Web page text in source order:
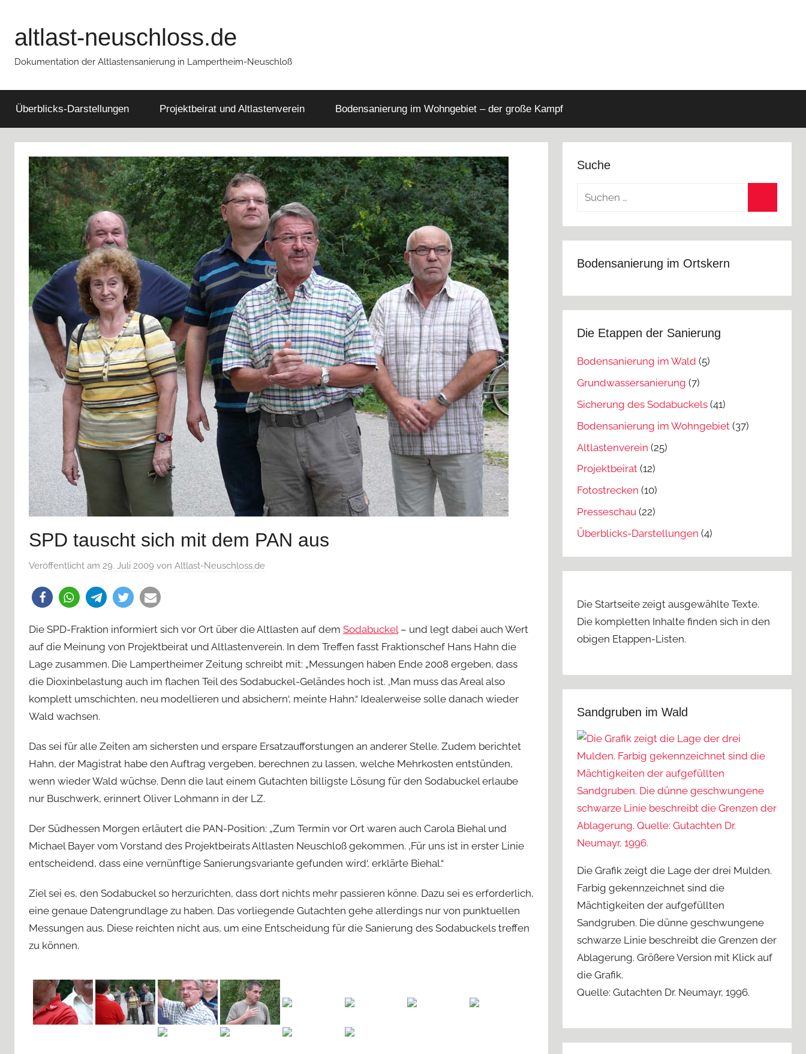
springen
altlast-neuschloss.de
Dokumentation der Altlastensanierung in Lampertheim-Neuschloß
Überblicks-Darstellungen Projektbeirat und Altlastenverein Bodensanierung im Wohngebiet – der große Kampf
SPD tauscht sich mit dem PAN aus
Veröffentlicht am 29. Juli 2009 von Altlast-Neuschloss.de
Die SPD-Fraktion informiert sich vor Ort über die Altlasten auf dem Sodabuckel – und legt dabei auch Wert
auf die Meinung von Projektbeirat und Altlastenverein. In dem Treffen fasst Fraktionschef Hans Hahn die
Lage zusammen. Die Lampertheimer Zeitung schreibt mit: „Messungen haben Ende 2008 ergeben, dass
die Dioxinbelastung auch im flachen Teil des Sodabuckel-Geländes hoch ist. ‚Man muss das Areal also
komplett umschichten, neu modellieren und absichern‘, meinte Hahn.“ Idealerweise solle danach wieder
Wald wachsen.
Das sei für alle Zeiten am sichersten und erspare Ersatzaufforstungen an anderer Stelle. Zudem berichtet
Hahn, der Magistrat habe den Auftrag vergeben, berechnen zu lassen, welche Mehrkosten entstünden,
wenn wieder Wald wüchse. Denn die laut einem Gutachten billigste Lösung für den Sodabuckel erlaube
nur Buschwerk, erinnert Oliver Lohmann in der LZ.
Der Südhessen Morgen erläutert die PAN-Position: „Zum Termin vor Ort waren auch Carola Biehal und
Michael Bayer vom Vorstand des Projektbeirats Altlasten Neuschloß gekommen. ‚Für uns ist in erster Linie
entscheidend, dass eine vernünftige Sanierungsvariante gefunden wird‘, erklärte Biehal.“
Ziel sei es, den Sodabuckel so herzurichten, dass dort nichts mehr passieren könne. Dazu sei es erforderlich,
eine genaue Datengrundlage zu haben. Das vorliegende Gutachten gehe allerdings nur von punktuellen
Messungen aus. Diese reichten nicht aus, um eine Entscheidung für die Sanierung des Sodabuckels treffen
zu können.
Suche
Suchen
Bodensanierung im Ortskern
Die Etappen der Sanierung
Bodensanierung im Wald (5)
Grundwassersanierung (7)
Sicherung des Sodabuckels (41)
Bodensanierung im Wohngebiet (37)
Altlastenverein (25)
Projektbeirat (12)
Fotostrecken (10)
Presseschau (22)
Überblicks-Darstellungen (4)
Die Startseite zeigt ausgewählte Texte.
Die kompletten Inhalte finden sich in den
obigen Etappen-Listen.
Sandgruben im Wald
Die Grafik zeigt die Lage der drei Mulden.
Farbig gekennzeichnet sind die
Mächtigkeiten der aufgefüllten
Sandgruben. Die dünne geschwungene
schwarze Linie beschreibt die Grenzen der
Ablagerung. Größere Version mit Klick auf
die Grafik.
Quelle: Gutachten Dr. Neumayr, 1996.